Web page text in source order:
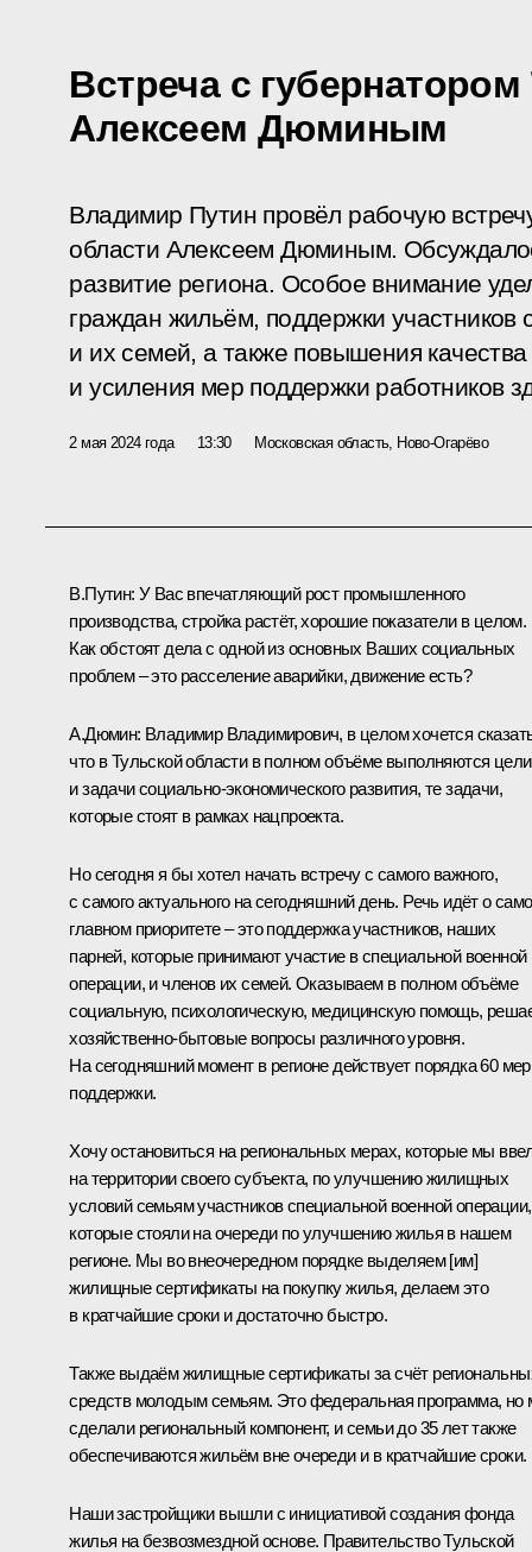
Встреча с
Алексеем Дюминым
Владимир Путин провёл рабочую
области Алексеем Дюминым.
развитие региона. Особое внимание
граждан жильём, поддержки
и их семей, а также повышения
и усиления мер поддержки работников
2 мая 2024 года 13:30 Московская область, Ново-Огарёво
В.Путин: У Вас впечатляющий рост промышленного
производства, стройка растёт, хорошие показатели в целом.
Как обстоят дела с одной из основных Ваших социальных
проблем – это расселение аварийки, движение есть?
А.Дюмин: Владимир Владимирович, в целом хочется
что в Тульской области в полном объёме выполняются цели
и задачи социально-экономического развития, те задачи,
которые стоят в рамках нацпроекта.
Но сегодня я бы хотел начать встречу с самого важного,
с самого актуального на сегодняшний день. Речь идёт о
главном приоритете – это поддержка участников, наших
парней, которые принимают участие в специальной военной
операции, и членов их семей. Оказываем в полном объёме
социальную, психологическую, медицинскую помощь,
хозяйственно-бытовые вопросы различного уровня.
На сегодняшний момент в регионе действует порядка 60 мер
поддержки.
Хочу остановиться на региональных мерах, которые мы
на территории своего субъекта, по улучшению жилищных
условий семьям участников специальной военной операции,
которые стояли на очереди по улучшению жилья в нашем
регионе. Мы во внеочередном порядке выделяем [им]
жилищные сертификаты на покупку жилья, делаем это
в кратчайшие сроки и достаточно быстро.
Также выдаём жилищные сертификаты за счёт
средств молодым семьям. Это федеральная программа, но
сделали региональный компонент, и семьи до 35 лет также
обеспечиваются жильём вне очереди и в кратчайшие сроки.
Наши застройщики вышли с инициативой создания фонда
жилья на безвозмездной основе. Правительство Тульской